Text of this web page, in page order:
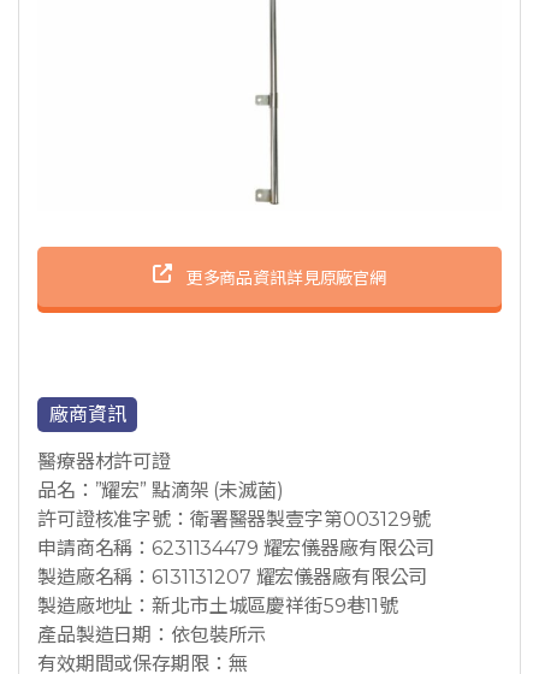
更多商品資訊詳見原廠官網
廠商資訊
醫療器材許可證
品名：”耀宏” 點滴架 (未滅菌)
許可證核准字號：衛署醫器製壹字第003129號
申請商名稱：6231134479 耀宏儀器廠有限公司
製造廠名稱：6131131207 耀宏儀器廠有限公司
製造廠地址：新北市土城區慶祥街59巷11號
產品製造日期：依包裝所示
有效期間或保存期限：無